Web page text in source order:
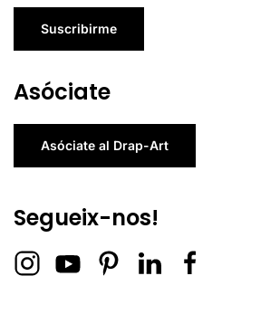
Suscribirme
Asóciate
Asóciate al Drap-Art
Segueix-nos!